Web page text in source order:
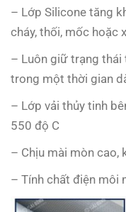
– Lớp Silicone tăng
cháy, thối, mốc hoặc
– Luôn giữ trạng
trong một thời gian
– Lớp vải thủy tinh
550 độ C
– Chịu mài mòn cao,
– Tính chất điện môi